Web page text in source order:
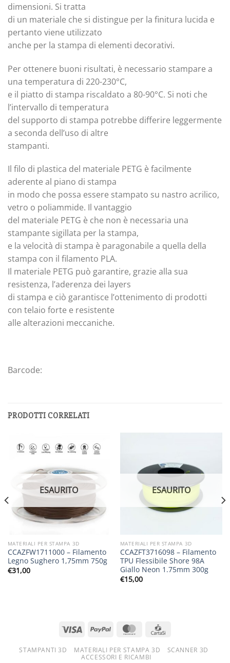
dimensioni. Si tratta
di un materiale che si distingue per la finitura lucida e
pertanto viene utilizzato
anche per la stampa di elementi decorativi.
Per ottenere buoni risultati, è necessario stampare a
una temperatura di 220-230°C,
e il piatto di stampa riscaldato a 80-90°C. Si noti che
l’intervallo di temperatura
del supporto di stampa potrebbe differire leggermente
a seconda dell’uso di altre
stampanti.
Il filo di plastica del materiale PETG è facilmente
aderente al piano di stampa
in modo che possa essere stampato su nastro acrilico,
vetro o poliammide. Il vantaggio
del materiale PETG è che non è necessaria una
stampante sigillata per la stampa,
e la velocità di stampa è paragonabile a quella della
stampa con il filamento PLA.
Il materiale PETG può garantire, grazie alla sua
resistenza, l’aderenza dei layers
di stampa e ciò garantisce l’ottenimento di prodotti
con telaio forte e resistente
alle alterazioni meccaniche.
Barcode:
PRODOTTI CORRELATI
ESAURITO
MATERIALI PER STAMPA 3D
CCAZFW1711000 – Filamento
Legno Sughero 1,75mm 750g
€31,00
ESAURITO
MATERIALI PER STAMPA 3D
CCAZFT3716098 – Filamento
TPU Flessibile Shore 98A
Giallo Neon 1.75mm 300g
€15,00
STAMPANTI 3D MATERIALI PER STAMPA 3D
SCANNER 3D
ACCESSORI E RICAMBI